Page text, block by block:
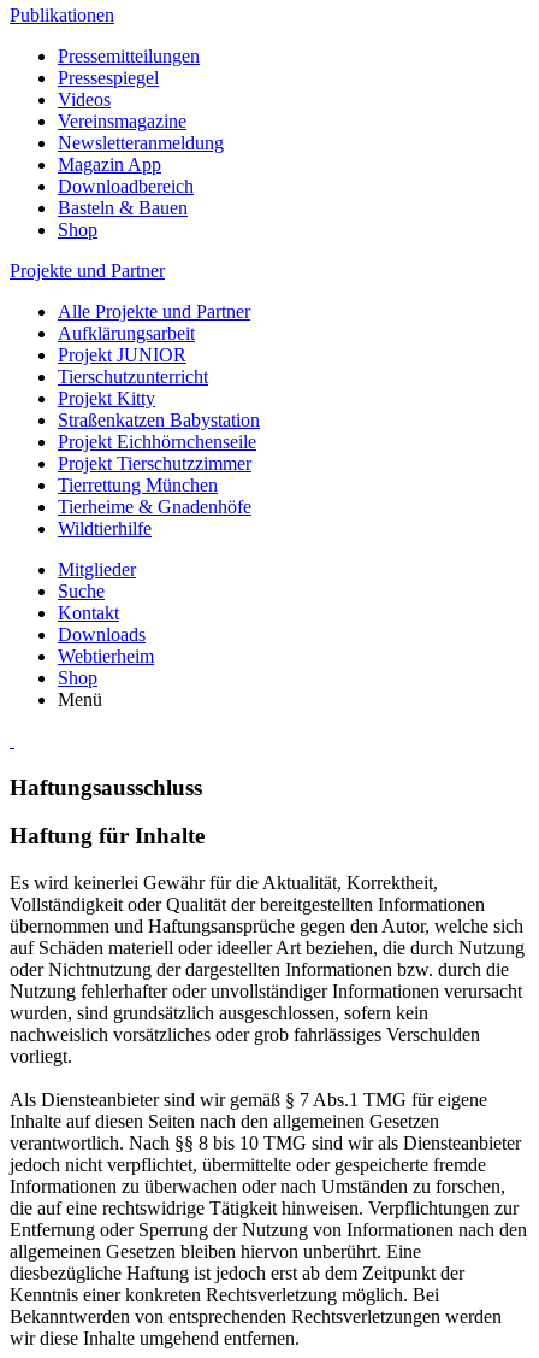
Publikationen
Pressemitteilungen
Pressespiegel
Videos
Vereinsmagazine
Newsletteranmeldung
Magazin App
Downloadbereich
Basteln & Bauen
Shop
Projekte und Partner
Alle Projekte und Partner
Aufklärungsarbeit
Projekt JUNIOR
Tierschutzunterricht
Projekt Kitty
Straßenkatzen Babystation
Projekt Eichhörnchenseile
Projekt Tierschutzzimmer
Tierrettung München
Tierheime & Gnadenhöfe
Wildtierhilfe
Mitglieder
Suche
Kontakt
Downloads
Webtierheim
Shop
Menü
Haftungsausschluss
Haftung für Inhalte
Es wird keinerlei Gewähr für die Aktualität, Korrektheit,
Vollständigkeit oder Qualität der bereitgestellten Informationen
übernommen und Haftungsansprüche gegen den Autor, welche sich
auf Schäden materiell oder ideeller Art beziehen, die durch Nutzung
oder Nichtnutzung der dargestellten Informationen bzw. durch die
Nutzung fehlerhafter oder unvollständiger Informationen verursacht
wurden, sind grundsätzlich ausgeschlossen, sofern kein
nachweislich vorsätzliches oder grob fahrlässiges Verschulden
vorliegt.
Als Diensteanbieter sind wir gemäß § 7 Abs.1 TMG für eigene
Inhalte auf diesen Seiten nach den allgemeinen Gesetzen
verantwortlich. Nach §§ 8 bis 10 TMG sind wir als Diensteanbieter
jedoch nicht verpflichtet, übermittelte oder gespeicherte fremde
Informationen zu überwachen oder nach Umständen zu forschen,
die auf eine rechtswidrige Tätigkeit hinweisen. Verpflichtungen zur
Entfernung oder Sperrung der Nutzung von Informationen nach den
allgemeinen Gesetzen bleiben hiervon unberührt. Eine
diesbezügliche Haftung ist jedoch erst ab dem Zeitpunkt der
Kenntnis einer konkreten Rechtsverletzung möglich. Bei
Bekanntwerden von entsprechenden Rechtsverletzungen werden
wir diese Inhalte umgehend entfernen.